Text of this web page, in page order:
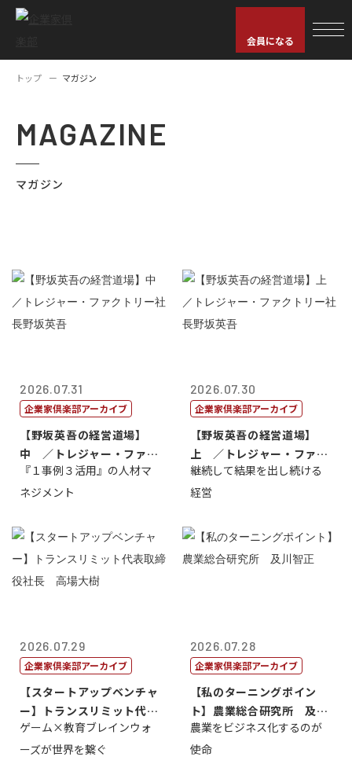
会員になる
トップ マガジン
MAGAZINE
マガジン
2026.07.31
企業家倶楽部アーカイブ
【野坂英吾の経営道場】
中 ／トレジャー・ファク
トリー社長野坂...
『１事例３活用』の人材マ
ネジメント
2026.07.30
企業家倶楽部アーカイブ
【野坂英吾の経営道場】
上 ／トレジャー・ファク
トリー社長野坂...
継続して結果を出し続ける
経営
2026.07.29
企業家倶楽部アーカイブ
【スタートアップベンチャ
ー】トランスリミット代表
取締役社長 ...
ゲーム×教育ブレインウォ
ーズが世界を繋ぐ
2026.07.28
企業家倶楽部アーカイブ
【私のターニングポイン
ト】農業総合研究所 及川
智正
農業をビジネス化するのが
使命